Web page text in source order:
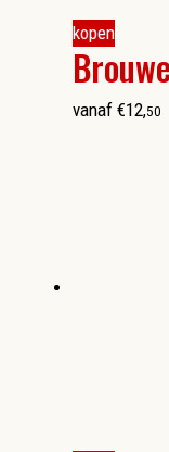
kopen
vanaf €12,50